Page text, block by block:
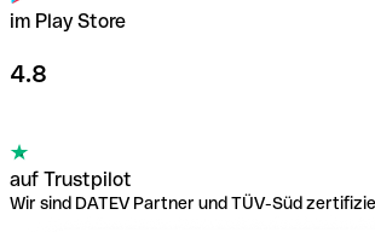
im Play Store
4.8
auf Trustpilot
Wir sind DATEV Partner und TÜV-Süd